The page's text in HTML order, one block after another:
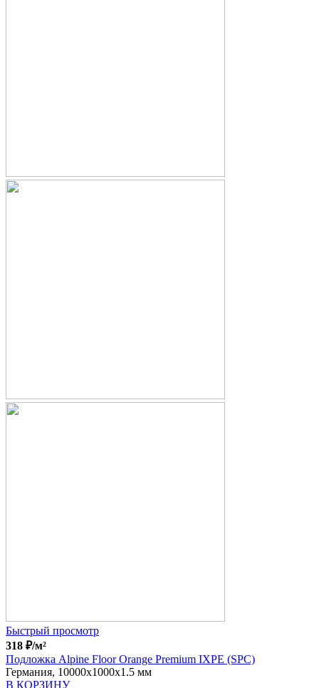
Быстрый просмотр
318 ₽/м²
Подложка Alpine Floor Orange Premium IXPE (SPC)
Германия, 10000x1000x1.5 мм
В КОРЗИНУ